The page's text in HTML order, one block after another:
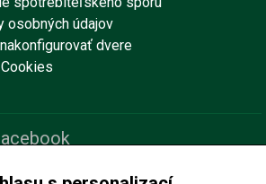
osobných údajov
dvere